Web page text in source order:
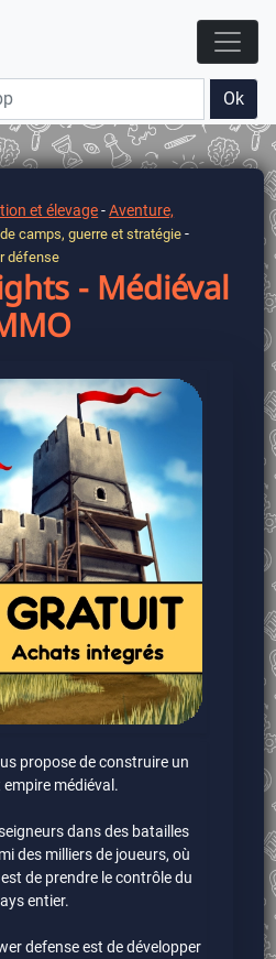
Ok
et élevage-Aventure,
camps, guerre et stratégie -
défense
- Médiéval
propose de construire un
médiéval.
dans des batailles
des milliers de joueurs, où
de prendre le contrôle du
entier.
defense est de développer